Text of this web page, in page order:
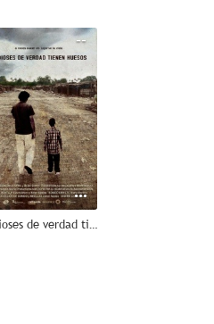
--
Los dioses de verdad tienen huesos